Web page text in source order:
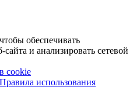
обеспечивать
и анализировать сетевой
cookie
Правила использования